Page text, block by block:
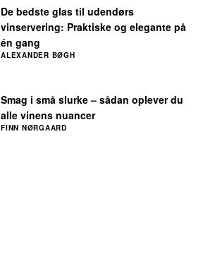
Smag i små slurke – sådan oplever du
alle vinens nuancer
FINN NØRGAARD
De bedste glas til udendørs
vinservering: Praktiske og elegante på
én gang
ALEXANDER BØGH